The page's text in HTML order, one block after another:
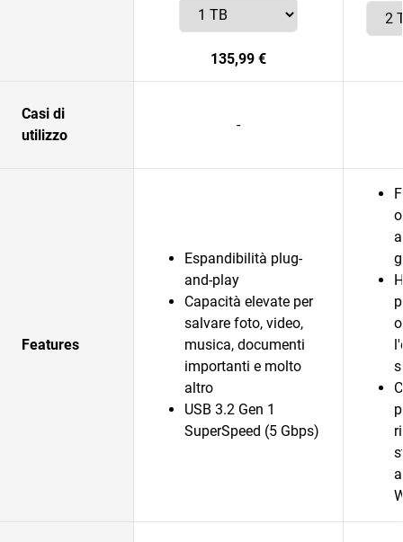
135,99 €
Casi di
utilizzo
-
Features
Espandibilità plug-
and-play
Capacità elevate per
salvare foto, video,
musica, documenti
importanti e molto
altro
USB 3.2 Gen 1
SuperSpeed (5 Gbps)